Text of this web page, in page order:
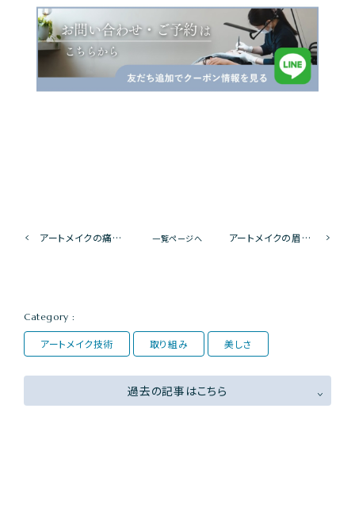
アートメイクの痛みを軽減する方法！安心して施術を受けるためのポイント 一覧ページへ アートメイクの眉を完璧に！左右対称な眉を作るためのデザインのコツ
Category :
アートメイク技術 取り組み 美しさ
過去の記事はこちら